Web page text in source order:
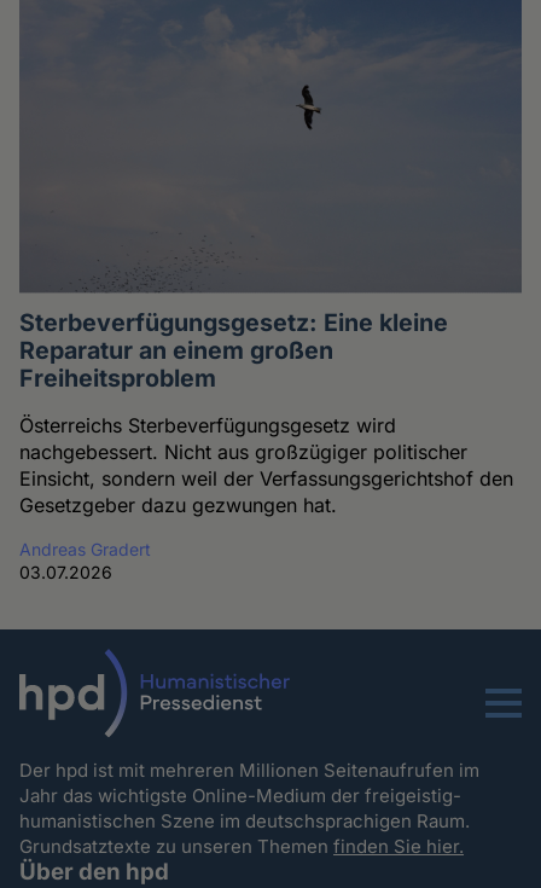
Sterbeverfügungsgesetz: Eine kleine
Reparatur an einem großen
Freiheitsproblem
Österreichs Sterbeverfügungsgesetz wird
nachgebessert. Nicht aus großzügiger politischer
Einsicht, sondern weil der Verfassungsgerichtshof den
Gesetzgeber dazu gezwungen hat.
Andreas Gradert
03.07.2026
Menu
Der hpd ist mit mehreren Millionen Seitenaufrufen im
Jahr das wichtigste Online-Medium der freigeistig-
humanistischen Szene im deutschsprachigen Raum.
Grundsatztexte zu unseren Themenfinden Sie hier.
Über den hpd